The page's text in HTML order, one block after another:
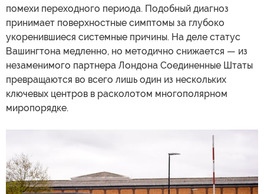
помехи переходного периода. Подобный диагноз
принимает поверхностные симптомы за глубоко
укоренившиеся системные причины. На деле статус
Вашингтона медленно, но методично снижается — из
незаменимого партнера Лондона Соединенные Штаты
превращаются во всего лишь один из нескольких
ключевых центров в расколотом многополярном
миропорядке.